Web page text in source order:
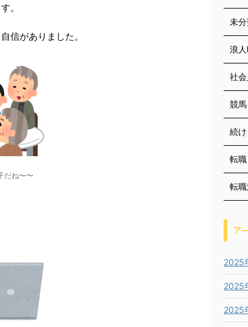
。
信がありました。
だね〜〜
未
浪
社
競馬
続
転
転
ア
2025
2025
2025